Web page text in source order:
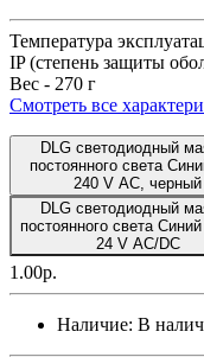
Температура
IP (степень защиты
Вес - 270 г
Смотреть все
DLG светодиодный
постоянного света
240 V AC, черный
DLG светодиодный
постоянного света
24 V AC/DC
1.00р.
Наличие: В